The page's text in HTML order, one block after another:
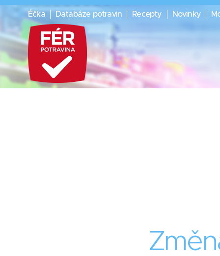
Éčka Databáze potravin Recepty Novinky